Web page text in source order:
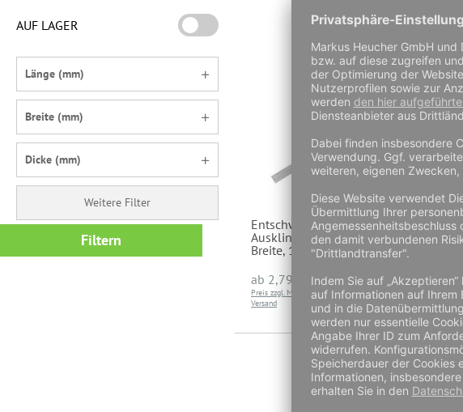
AUF LAGER
Weitere Filter
Länge (mm)
Breite (mm)
Dicke (mm)
Filtern
Entschwartungsklinge mit
Ausklinkung rechts, 20mm
Breite, 1mm Dicke
ab 2,79 €
Preis zzgl. MwSt und
Versand
ab3,32 €
Preis inkl. MwSt zzgl.
Versand